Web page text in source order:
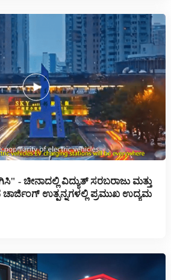
- ಚೀನಾದಲ್ಲಿ ವಿದ್ಯುತ್ ಸರಬರಾಜು ಮತ್ತು
ಚಾರ್ಜಿಂಗ್ ಉತ್ಪನ್ನಗಳಲ್ಲಿ ಪ್ರಮುಖ ಉದ್ಯಮ